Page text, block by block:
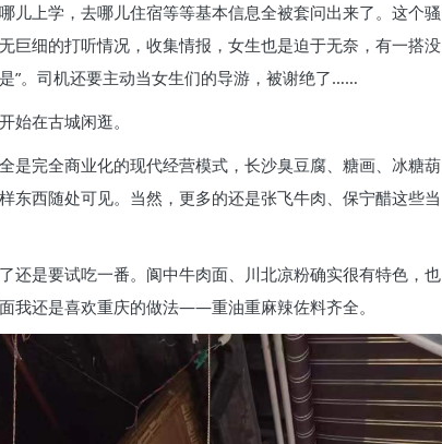
儿上学，去哪儿住宿等等基本信息全被套问出来了。这个骚
巨细的打听情况，收集情报，女生也是迫于无奈，有一搭没
”。司机还要主动当女生们的导游，被谢绝了……
始在古城闲逛。
是完全商业化的现代经营模式，长沙臭豆腐、糖画、冰糖葫
东西随处可见。当然，更多的还是张飞牛肉、保宁醋这些当
还是要试吃一番。阆中牛肉面、川北凉粉确实很有特色，也
我还是喜欢重庆的做法——重油重麻辣佐料齐全。